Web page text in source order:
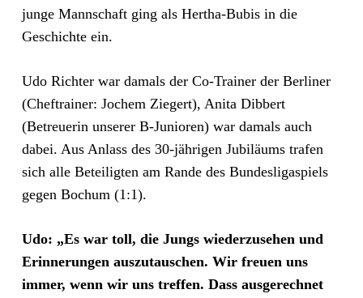
junge Mannschaft ging als Hertha-Bubis in die
Geschichte ein.
Udo Richter war damals der Co-Trainer der Berliner
(Cheftrainer: Jochem Ziegert), Anita Dibbert
(Betreuerin unserer B-Junioren) war damals auch
dabei. Aus Anlass des 30-jährigen Jubiläums trafen
sich alle Beteiligten am Rande des Bundesligaspiels
gegen Bochum (1:1).
Udo: „Es war toll, die Jungs wiederzusehen und
Erinnerungen auszutauschen. Wir freuen uns
immer, wenn wir uns treffen. Dass ausgerechnet